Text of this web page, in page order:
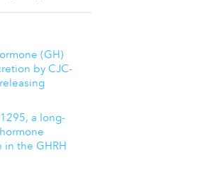
(GH)
by CJC-
a long-
in the GHRH